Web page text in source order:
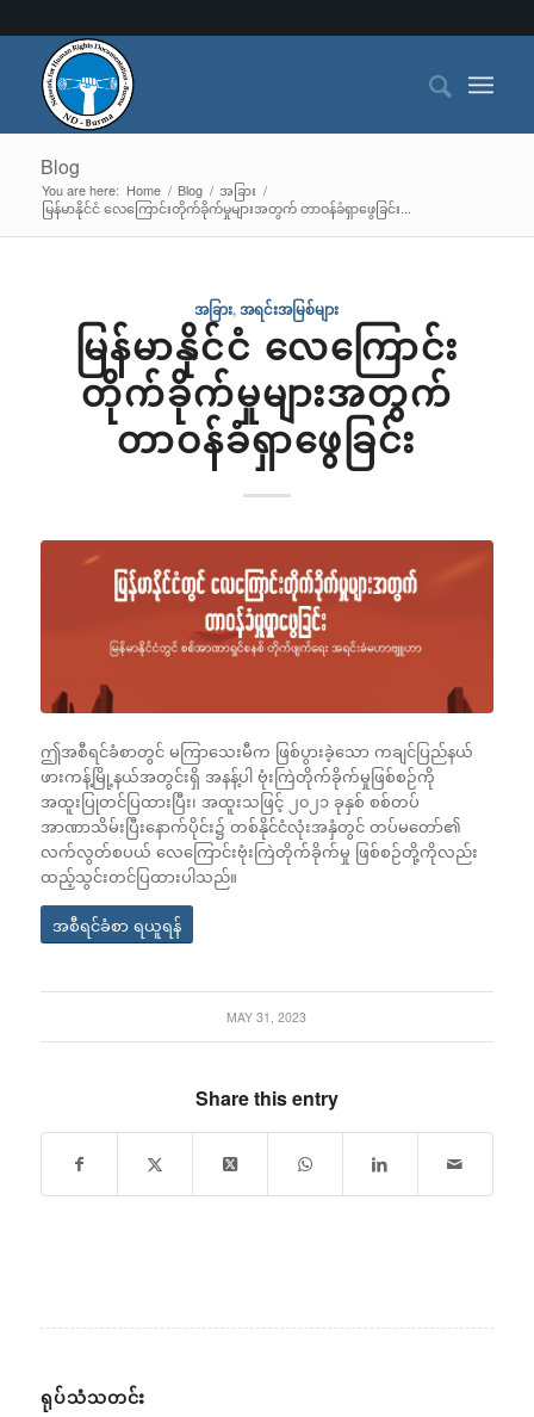
Blog
You are here: Home / Blog / အခြား /
မြန်မာနိုင်ငံ လေကြောင်းတိုက်ခိုက်မှုများအတွက် တာဝန်ခံရှာဖွေခြင်း...
အခြား,အရင်းအမြစ်များ
မြန်မာနိုင်ငံ လေကြောင်း
တိုက်ခိုက်မှုများအတွက်
တာဝန်ခံရှာဖွေခြင်း
ဤအစီရင်ခံစာတွင် မကြာသေးမီက ဖြစ်ပွားခဲ့သော ကချင်ပြည်နယ်
ဖားကန့်မြို့နယ်အတွင်းရှိ အနန့်ပါ ဗုံးကြဲတိုက်ခိုက်မှုဖြစ်စဉ်ကို
အထူးပြုတင်ပြထားပြီး၊ အထူးသဖြင့် ၂၀၂၁ ခုနှစ် စစ်တပ်
အာဏာသိမ်းပြီးနောက်ပိုင်း၌ တစ်နိုင်ငံလုံးအနှံတွင် တပ်မတော်၏
လက်လွတ်စပယ် လေကြောင်းဗုံးကြဲတိုက်ခိုက်မှု ဖြစ်စဉ်တို့ကိုလည်း
ထည့်သွင်းတင်ပြထားပါသည်။
အစီရင်ခံစာ ရယူရန်
MAY 31, 2023
Share this entry
ရုပ်သံသတင်း